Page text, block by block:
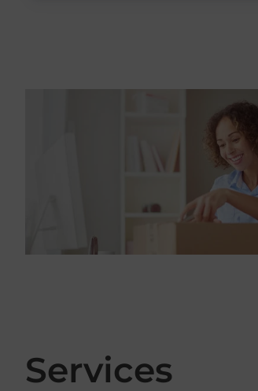
Services